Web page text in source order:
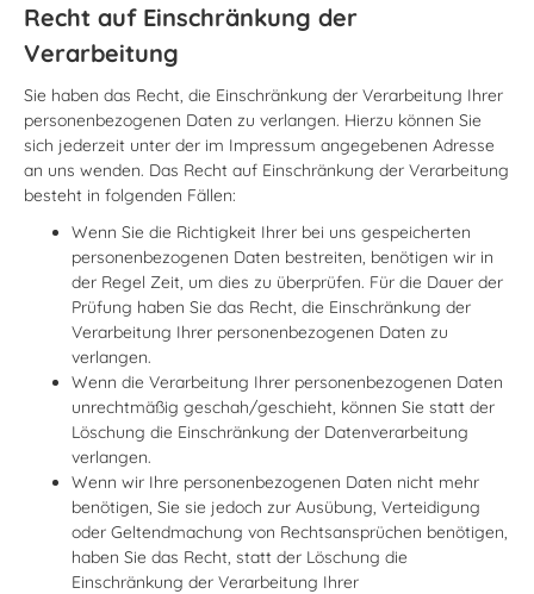
Recht auf Einschränkung der
Verarbeitung
Sie haben das Recht, die Einschränkung der Verarbeitung Ihrer
personenbezogenen Daten zu verlangen. Hierzu können Sie
sich jederzeit unter der im Impressum angegebenen Adresse
an uns wenden. Das Recht auf Einschränkung der Verarbeitung
besteht in folgenden Fällen:
Wenn Sie die Richtigkeit Ihrer bei uns gespeicherten
personenbezogenen Daten bestreiten, benötigen wir in
der Regel Zeit, um dies zu überprüfen. Für die Dauer der
Prüfung haben Sie das Recht, die Einschränkung der
Verarbeitung Ihrer personenbezogenen Daten zu
verlangen.
Wenn die Verarbeitung Ihrer personenbezogenen Daten
unrechtmäßig geschah/geschieht, können Sie statt der
Löschung die Einschränkung der Datenverarbeitung
verlangen.
Wenn wir Ihre personenbezogenen Daten nicht mehr
benötigen, Sie sie jedoch zur Ausübung, Verteidigung
oder Geltendmachung von Rechtsansprüchen benötigen,
haben Sie das Recht, statt der Löschung die
Einschränkung der Verarbeitung Ihrer